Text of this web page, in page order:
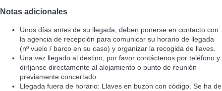
Notas adicionales
Unos días antes de su llegada, deben ponerse en contacto con
la agencia de recepción para comunicar su horario de llegada
(nº vuelo / barco en su caso) y organizar la recogida de llaves.
Una vez llegado al destino, por favor contáctenos por teléfono y
diríjanse directamente al alojamiento o punto de reunión
previamente concertado.
Llegada fuera de horario: Llaves en buzón con código. Se ha de